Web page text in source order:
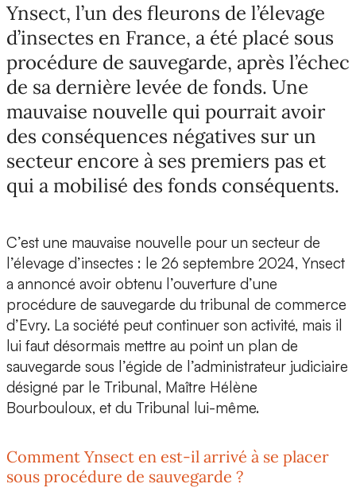
Ynsect, l’un des fleurons de l’élevage
d’insectes en France, a été placé sous
procédure de sauvegarde, après l’échec
de sa dernière levée de fonds. Une
mauvaise nouvelle qui pourrait avoir
des conséquences négatives sur un
secteur encore à ses premiers pas et
qui a mobilisé des fonds conséquents.
C’est une mauvaise nouvelle pour un secteur de
l’élevage d’insectes : le 26 septembre 2024, Ynsect
a annoncé avoir obtenu l’ouverture d’une
procédure de sauvegarde du tribunal de commerce
d’Evry. La société peut continuer son activité, mais il
lui faut désormais mettre au point un plan de
sauvegarde sous l’égide de l’administrateur judiciaire
désigné par le Tribunal, Maître Hélène
Bourbouloux, et du Tribunal lui-même.
Comment Ynsect en est-il arrivé à se placer
sous procédure de sauvegarde ?